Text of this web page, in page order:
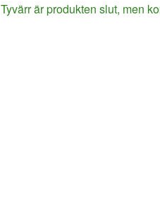
Tyvärr är produkten slut, men